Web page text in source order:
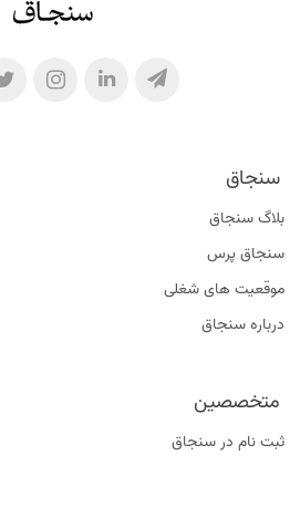
سنجاق
بلاگ سنجاق
سنجاق پرس
موقعیت‌ های شغلی
درباره سنجاق
متخصصین
ثبت نام در سنجاق